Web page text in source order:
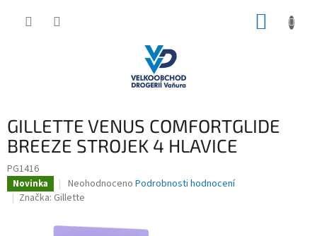
GILLETTE VENUS COMFORTGLIDE
BREEZE STROJEK 4 HLAVICE
PG1416
Novinka
Průměrné
hodnocení
je
Neohodnoceno Podrobnosti hodnocení
Značka: Gillette